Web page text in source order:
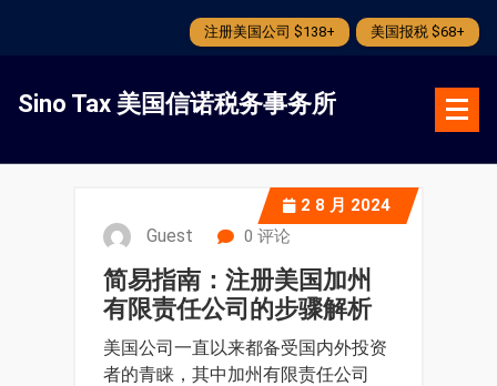
注册美国公司 $138+ 美国报税 $68+
Sino Tax 美国信诺税务事务所
2 8 月 2024
Guest 0 评论
简易指南：注册美国加州
有限责任公司的步骤解析
美国公司一直以来都备受国内外投资
者的青睐，其中加州有限责任公司